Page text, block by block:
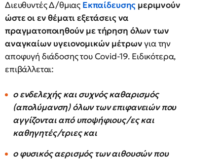
Διευθυντές Δ/θμιας Εκπαίδευσης μεριμνούν
ώστε οι εν θέματι εξετάσεις να
πραγματοποιηθούν με τήρηση όλων των
αναγκαίων υγειονομικών μέτρωνγια την
αποφυγή διάδοσης του Covid-19. Ειδικότερα,
επιβάλλεται:
ο ενδελεχής και συχνός καθαρισμός
(απολύμανση) όλων των επιφανειών που
αγγίζονται από υποψήφιους/ες και
καθηγητές/τριες και
ο φυσικός αερισμός των αιθουσών που